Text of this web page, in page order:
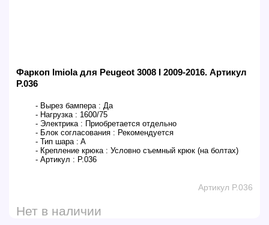
Фаркоп Imiola для Peugeot 3008 I 2009-2016. Артикул
P.036
- Вырез бампера : Да
- Нагрузка : 1600/75
- Электрика : Приобретается отдельно
- Блок согласования : Рекомендуется
- Тип шара : A
- Крепление крюка : Условно съемный крюк (на болтах)
- Артикул : P.036
Артикул P.036
Нет в наличии